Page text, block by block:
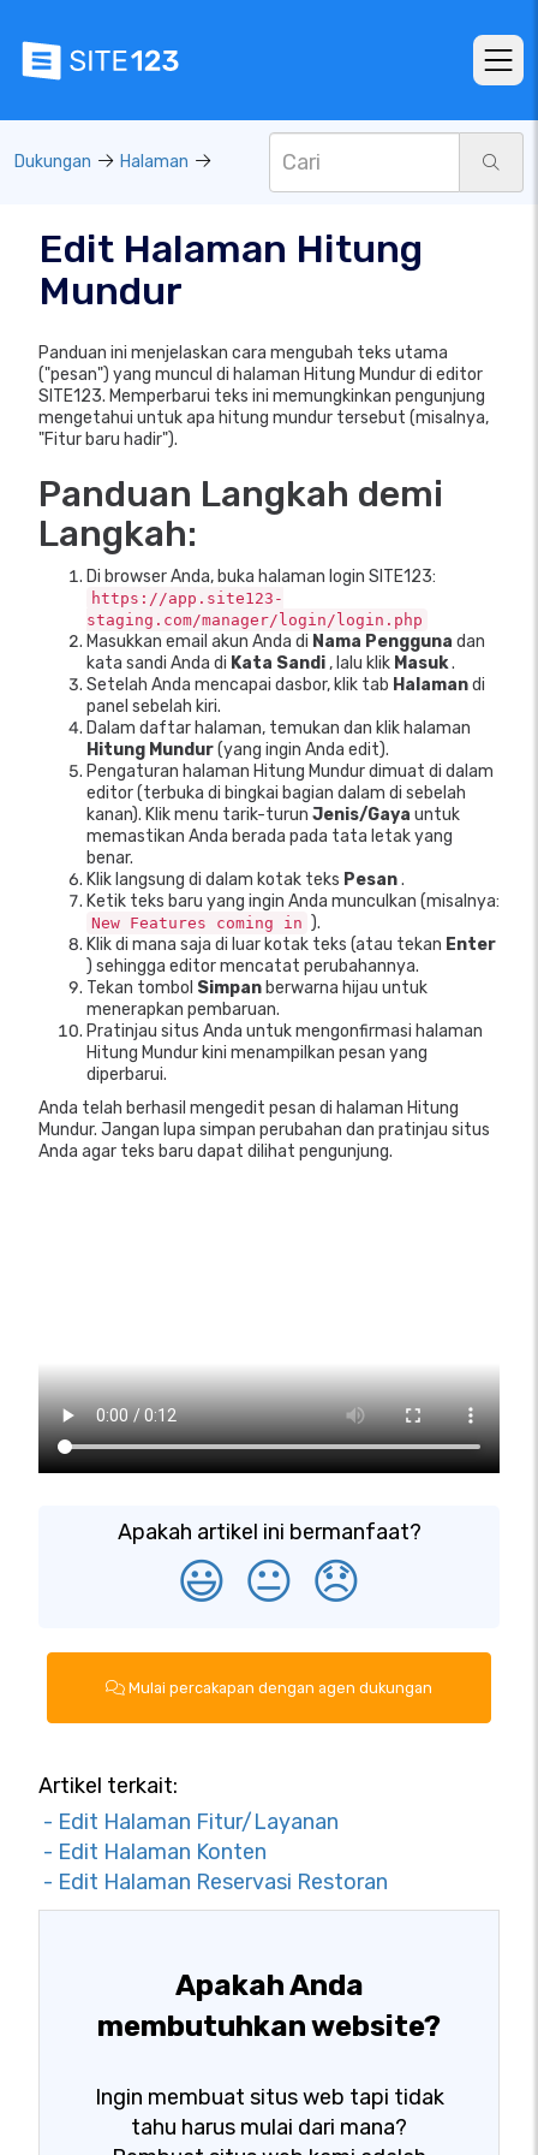
Dukungan Halaman
Edit Halaman Hitung
Mundur
Panduan ini menjelaskan cara mengubah teks utama
("pesan") yang muncul di halaman Hitung Mundur di editor
SITE123. Memperbarui teks ini memungkinkan pengunjung
mengetahui untuk apa hitung mundur tersebut (misalnya,
"Fitur baru hadir").
Panduan Langkah demi
Langkah:
Di browser Anda, buka halaman login SITE123:
https://app.site123-
staging.com/manager/login/login.php
Masukkan email akun Anda di Nama Pengguna dan
kata sandi Anda di Kata Sandi , lalu klik Masuk.
Setelah Anda mencapai dasbor, klik tab Halamandi
panel sebelah kiri.
Dalam daftar halaman, temukan dan klik halaman
Hitung Mundur(yang ingin Anda edit).
Pengaturan halaman Hitung Mundur dimuat di dalam
editor (terbuka di bingkai bagian dalam di sebelah
kanan). Klik menu tarik-turun Jenis/Gaya untuk
memastikan Anda berada pada tata letak yang
benar.
Klik langsung di dalam kotak teks Pesan.
Ketik teks baru yang ingin Anda munculkan (misalnya:
New Features coming in ).
Klik di mana saja di luar kotak teks (atau tekan Enter
) sehingga editor mencatat perubahannya.
Tekan tombol Simpan berwarna hijau untuk
menerapkan pembaruan.
Pratinjau situs Anda untuk mengonfirmasi halaman
Hitung Mundur kini menampilkan pesan yang
diperbarui.
Anda telah berhasil mengedit pesan di halaman Hitung
Mundur. Jangan lupa simpan perubahan dan pratinjau situs
Anda agar teks baru dapat dilihat pengunjung.
Apakah artikel ini bermanfaat?
😃 😐 😞
Mulai percakapan dengan agen dukungan
Artikel terkait:
- Edit Halaman Fitur/Layanan
- Edit Halaman Konten
- Edit Halaman Reservasi Restoran
Apakah Anda
membutuhkan website?
Ingin membuat situs web tapi tidak
tahu harus mulai dari mana?